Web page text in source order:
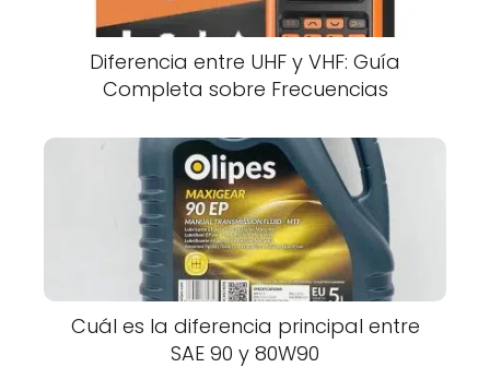
Diferencia entre UHF y VHF: Guía
Completa sobre Frecuencias
Cuál es la diferencia principal entre
SAE 90 y 80W90